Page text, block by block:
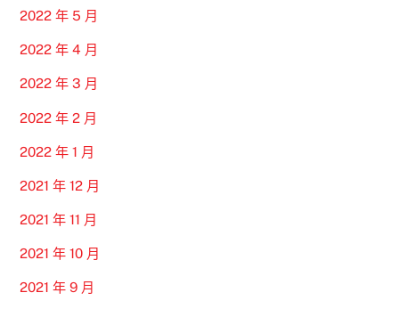
2022 年 5 月
2022 年 4 月
2022 年 3 月
2022 年 2 月
2022 年 1 月
2021 年 12 月
2021 年 11 月
2021 年 10 月
2021 年 9 月